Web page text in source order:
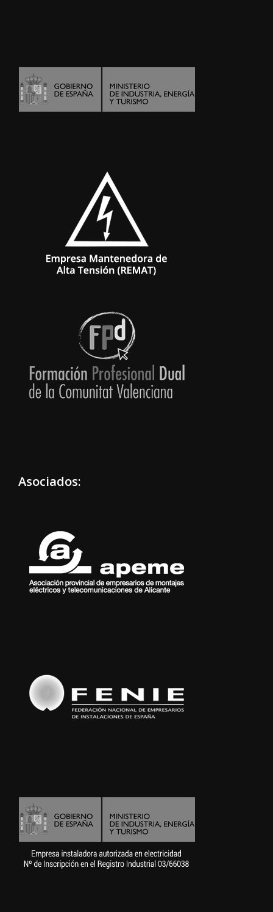
Asociados: